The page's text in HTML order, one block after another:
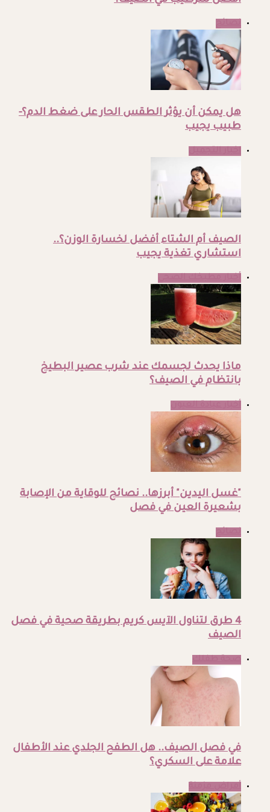
هل يمكن أن يؤثر الطقس الحار على ضغط الدم؟-
طبيب يجيب
الصيف أم الشتاء أفضل لخسارة الوزن؟..
استشاري تغذية يجيب
ماذا يحدث لجسمك عند شرب عصير البطيخ
بانتظام في الصيف؟
"غسل اليدين" أبرزها.. نصائح للوقاية من الإصابة
بشعيرة العين في فصل
4 طرق لتناول الآيس كريم بطريقة صحية في فصل
الصيف
في فصل الصيف.. هل الطفح الجلدي عند الأطفال
علامة على السكري؟